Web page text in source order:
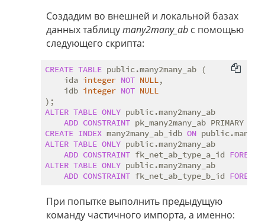
Создадим во внешней и локальной базах
данных таблицуmany2many_ab с помощью
следующего скрипта:
CREATE TABLE public.many2many_ab (
    ida
integer NOT NULL,
    idb
integer NOT NULL
ALTER TABLE ONLY public.many2many_ab
ADD CONSTRAINT pk_many2many_ab PRIMARY
CREATE INDEX many2many_ab_idb ON
ALTER TABLE ONLY public.many2many_ab
ADD CONSTRAINT fk_net_ab_type_a_id FOREIGN
ALTER TABLE ONLY public.many2many_ab
ADD CONSTRAINT fk_net_ab_type_b_id FOREIGN
При попытке выполнить предыдущую
команду частичного импорта, а именно: